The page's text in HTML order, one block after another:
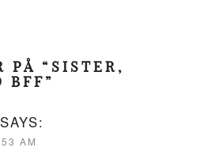
PÅ “SISTER,
BFF”
SAYS:
AM